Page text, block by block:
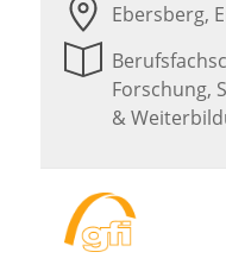
Ebersberg,
Forschung,
&